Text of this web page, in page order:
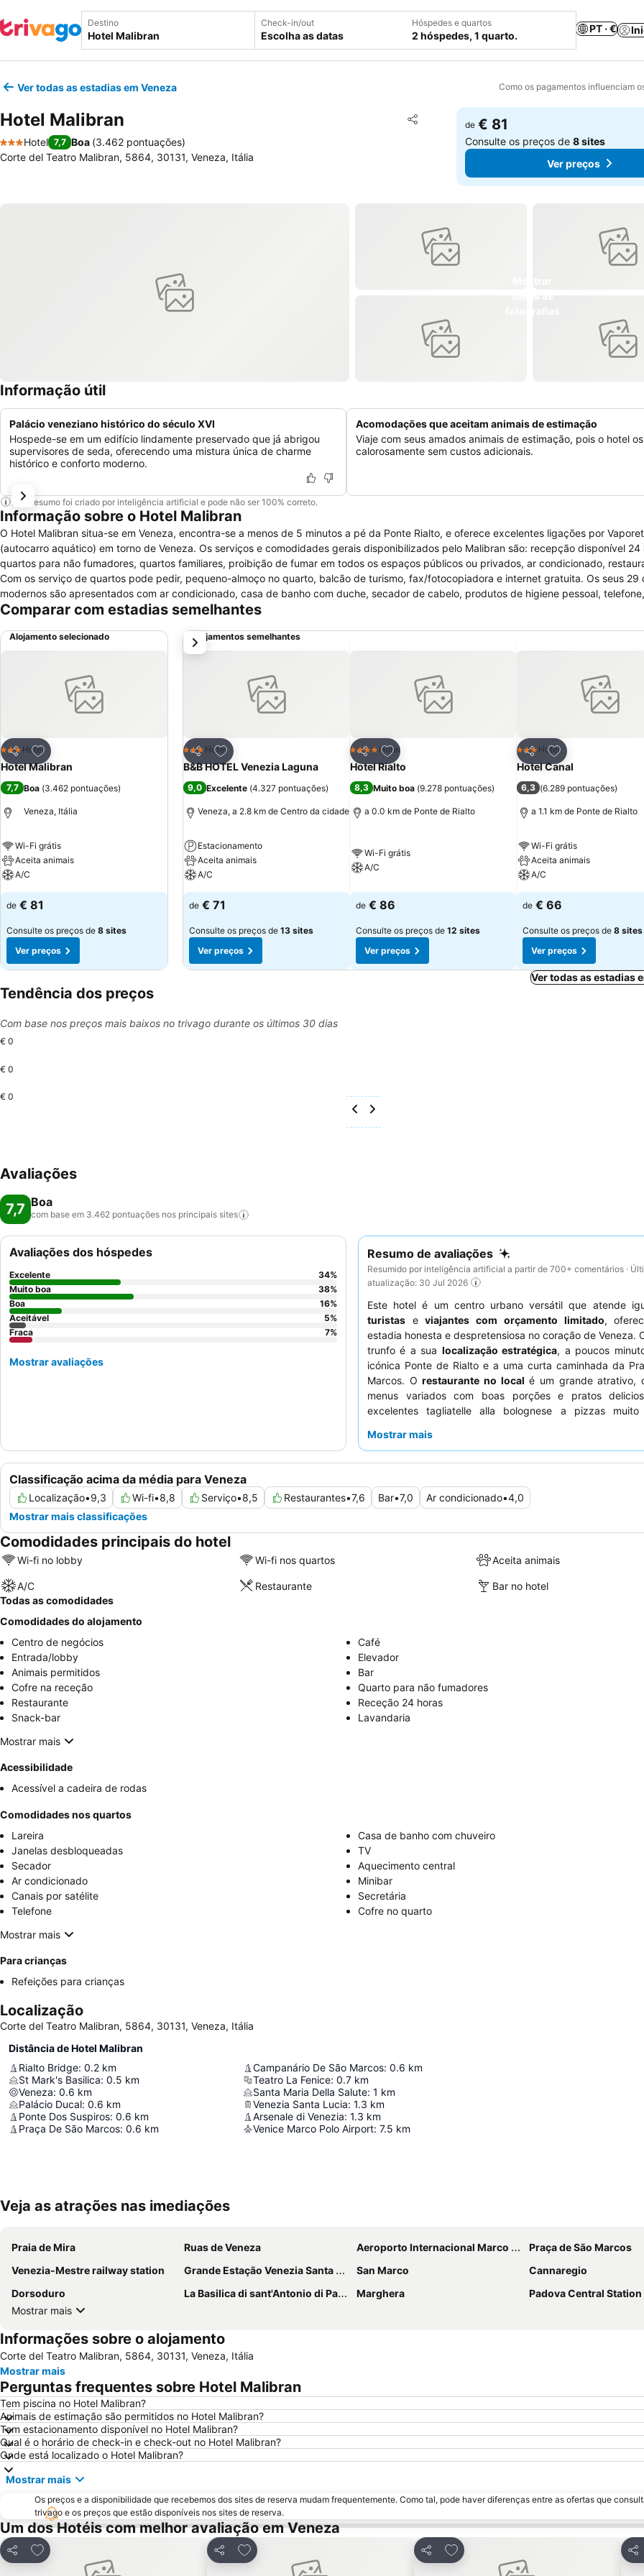
Destino Check-in/out
Escolha as datas
Hóspedes e quartos
2 hóspedes, 1 quarto.
PT · €
Ver todas as estadias em Veneza Como os pagamentos influenciam
Hotel Malibran Partilhar
Adicionar aos favoritos
3 Estrelas
Hotel 7,7 Boa (3.462 pontuações)
Corte del Teatro Malibran, 5864, 30131, Veneza, Itália
de € 81
Consulte os preços de8 sites
Ver preços
Informação útil
Palácio veneziano histórico do século XVI
Hospede-se em um edifício lindamente preservado que já abrigou
supervisores de seda, oferecendo uma mistura única de charme
histórico e conforto moderno.
Acomodações que aceitam animais de estimação
Viaje com seus amados animais de estimação, pois o hotel
calorosamente sem custos adicionais.
Este resumo foi criado por inteligência artificial e pode não ser 100% correto.
Informação sobre o Hotel Malibran
O Hotel Malibran situa-se em Veneza, encontra-se a menos de 5 minutos a pé da Ponte Rialto, e oferece excelentes ligações por
(autocarro aquático) em torno de Veneza. Os serviços e comodidades gerais disponibilizados pelo Malibran são: recepção disponível 24 horas,
quartos para não fumadores, quartos familiares, proibição de fumar em todos os espaços públicos ou privados, ar condicionado,
Com os serviço de quartos pode pedir, pequeno-almoço no quarto, balcão de turismo, fax/fotocopiadora e internet gratuita. Os seus 29 quartos
modernos são apresentados com ar condicionado, casa de banho com duche, secador de cabelo, produtos de higiene pessoal,
por satélite, mini-bar, serviço de despertar com relógio despertador. Os animais domésticos são aceites sem ter custos adicionais.
Comparar com estadias semelhantes
Alojamento selecionado
Partilhar
Adicionar aos favoritos
3 Estrelas
Hotel
Hotel Malibran
7,7 Boa (3.462 pontuações)
Veneza, Itália
Wi-Fi grátis
Aceita animais
A/C
de € 81
Consulte os preços de 8 sites
Ver preços
Alojamentos semelhantes
Partilhar
Adicionar aos favoritos
3 Estrelas
Hotel
B&B HOTEL Venezia Laguna
9,0 Excelente (4.327 pontuações)
Veneza, a 2.8 km de Centro da cidade
Estacionamento
Aceita animais
A/C
de € 71
Consulte os preços de 13 sites
Ver preços
Partilhar
Adicionar aos favoritos
4 EstrelasHotel
Hotel Rialto
8,3 Muito boa (9.278 pontuações)
a 0.0 km de Ponte de Rialto
Wi-Fi grátis
A/C
de € 86
Consulte os preços de 12 sites
Ver preços
Partilhar
Adicionar aos
3 Estrelas
Hotel
Hotel Canal
6,3 (6.289 pontuações)
a 1.1 km de Ponte de Rialto
Wi-Fi grátis
Aceita animais
A/C
de € 66
Consulte os preços de 8 sites
Ver preços
próximo
Ver todas as estadias
Tendência dos preços
Com base nos preços mais baixos no trivago durante os últimos 30 dias
€ 0
€ 0
€ 0
Avaliações
7,7 Boa
com base em 3.462 pontuações nos principais sites
Resumo de avaliações
Resumido por inteligência artificial a partir de 700+ comentários ·
atualização: 30 Jul 2026
Este hotel é um centro urbano versátil que atende
turistas eviajantes com orçamento limitado,
estadia honesta e despretensiosa no coração de Veneza.
trunfo é a sua localização estratégica, a poucos
icónica Ponte de Rialto e a uma curta caminhada da
Marcos. Orestaurante no local é um grande atrativo,
menus variados com boas porções e pratos
excelentes tagliatelle alla bolognese a pizzas muito
elogiam consistentemente a
considerar solicitar um quarto virado para o jardim.
Mostrar mais
Classificação acima da média para Veneza
Localização•9,3 Wi-fi•8,8 Serviço•8,5 Restaurantes•7,6 Bar•7,0 Ar condicionado•4,0
Mostrar mais classificações
Avaliações dos hóspedes
Excelente 34%
Muito boa
38%
Boa
16%
Aceitável
5%
Fraca
7%
Mostrar avaliações
Comodidades principais do hotel
Wi-fi no lobby Wi-fi nos quartos Aceita animais
A/C Restaurante
Bar no hotel
Todas as comodidades
Comodidades do alojamento
Centro de negócios
Café
Entrada/lobby
Elevador
Animais permitidos
Bar
Cofre na receção
Quarto para não fumadores
Restaurante
Receção 24 horas
Snack-bar
Lavandaria
Mostrar mais
Acessibilidade
Acessível a cadeira de rodas
Comodidades nos quartos
Lareira
Casa de banho com chuveiro
Janelas desbloqueadas
TV
Secador
Aquecimento central
Ar condicionado
Minibar
Canais por satélite
Secretária
Telefone
Cofre no quarto
Mostrar mais
Para crianças
Refeições para crianças
Localização
Corte del Teatro Malibran, 5864, 30131, Veneza, Itália
Distância de Hotel Malibran
Rialto Bridge: 0.2 km
St Mark's Basilica: 0.5 km
Veneza: 0.6 km
Palácio Ducal: 0.6 km
Ponte Dos Suspiros: 0.6 km
Praça De São Marcos: 0.6 km
Campanário De São Marcos: 0.6 km
Teatro La Fenice: 0.7 km
Santa Maria Della Salute: 1 km
Venezia Santa Lucia: 1.3 km
Arsenale di Venezia: 1.3 km
Venice Marco Polo Airport: 7.5 km
Veja as atrações nas imediações
Praia de Mira Ruas de Veneza Aeroporto Internacional Marco Polo
Praça de São Marcos
Venezia-Mestre railway station
Grande Estação Venezia Santa Lucia San Marco
Cannaregio
Dorsoduro
La Basilica di sant'Antonio di Padova Marghera
Padova Central Station
Mostrar mais
Informações sobre o alojamento
Corte del Teatro Malibran, 5864, 30131, Veneza, Itália
Mostrar mais
Perguntas frequentes sobre Hotel Malibran
Tem piscina no Hotel Malibran?
Animais de estimação são permitidos no Hotel Malibran?
Tem estacionamento disponível no Hotel Malibran?
Qual é o horário de check-in e check-out no Hotel Malibran?
Onde está localizado o Hotel Malibran?
Mostrar mais
Os preços e a disponibilidade que recebemos dos sites de reserva mudam frequentemente. Como tal, pode haver diferenças entre as ofertas que
trivago e os preços que estão disponíveis nos sites de reserva.
Um dos Hotéis com melhor avaliação em Veneza
Partilhar
Adicionar aos favoritos
Partilhar
Adicionar aos favoritos
Partilhar
Adicionar aos favoritos